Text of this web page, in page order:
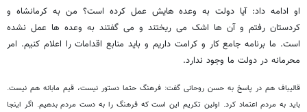
او ادامه داد: آیا دولت به وعده هایش عمل کرده است؟ من به کرمانشاه و
کردستان رفتم و آن ها اشک می ریختند و می گفتند به وعده ها عمل نشده
است. ما برنامه جامع کار و کرامت داریم و باید منابع اقدامات را اعلام کنیم. امر
محرمانه در دولت ما وجود ندارد.
قالیباف هم در پاسخ به حسن روحانی گفت: فرهنگ حتما دستور نیست، قیم مابانه هم نیست.
باید به مردم اعتماد کرد. اولین تکریم این است که فرهنگ را به دست مردم بدهیم. اگر اینجا